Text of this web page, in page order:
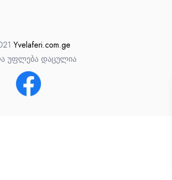
Yvelaferi.com.ge
უფლება დაცულია